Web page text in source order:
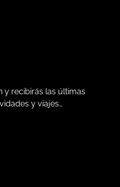
y recibirás las últimas
y viajes…